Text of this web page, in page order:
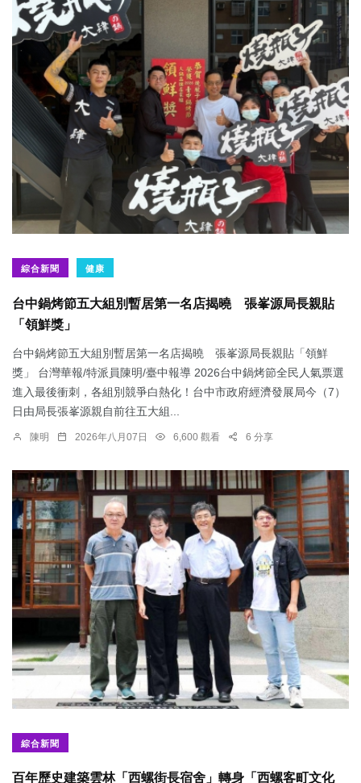
綜合新聞 健康
台中鍋烤節五大組別暫居第一名店揭曉 張峯源局長親貼
「領鮮獎」
台中鍋烤節五大組別暫居第一名店揭曉 張峯源局長親貼「領鮮
獎」 台灣華報/特派員陳明/臺中報導 2026台中鍋烤節全民人氣票選
進入最後衝刺，各組別競爭白熱化！台中市政府經濟發展局今（7）
日由局長張峯源親自前往五大組...
陳明 2026年八月07日 6,600 觀看 6 分享
綜合新聞
百年歷史建築雲林「西螺街長宿舍」轉身「西螺客町文化